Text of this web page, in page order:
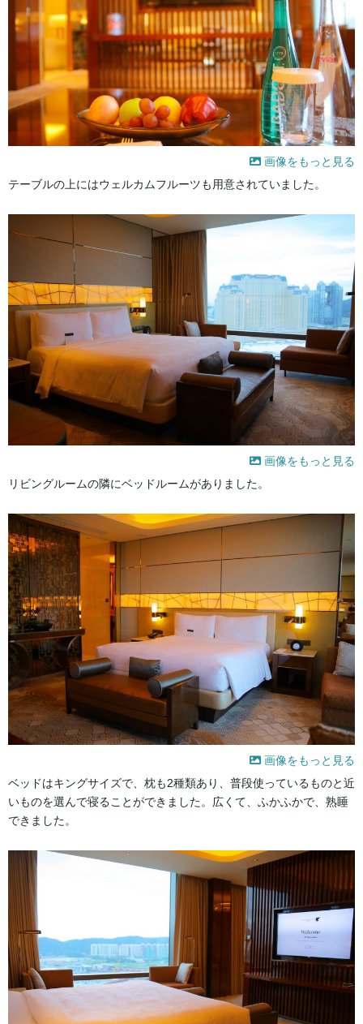
画像をもっと見る
テーブルの上にはウェルカムフルーツも用意されていました。
画像をもっと見る
リビングルームの隣にベッドルームがありました。
画像をもっと見る
ベッドはキングサイズで、枕も2種類あり、普段使っているものと近
いものを選んで寝ることができました。広くて、ふかふかで、熟睡
できました。